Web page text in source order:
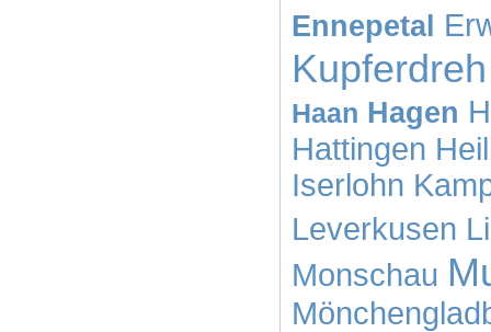
Ennepetal
Kupferdreh
Haan Hagen
Hattingen
Iserlohn
Leverkusen
Monschau